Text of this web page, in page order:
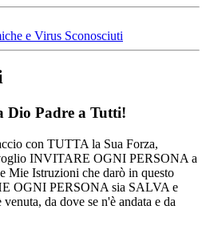
e Virus Sconosciuti
Dio Padre a Tutti!
con TUTTA la Sua Forza,
INVITARE OGNI PERSONA a
Mie Istruzioni che darò in questo
OGNI PERSONA sia SALVA e
da dove se n'è andata e da